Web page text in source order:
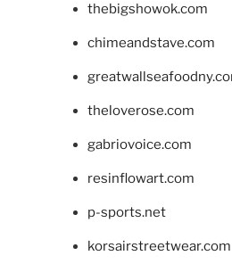
thebigshowok.com
chimeandstave.com
theloverose.com
gabriovoice.com
resinflowart.com
p-sports.net
korsairstreetwear.com